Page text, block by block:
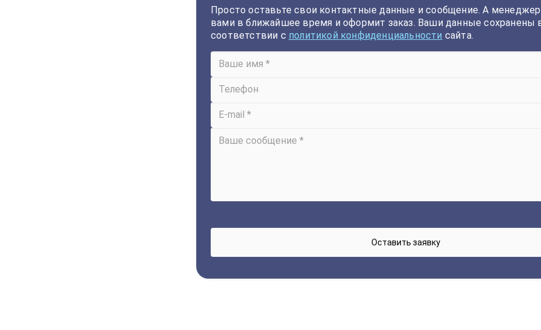
Просто оставьте свои контактные данные и сообщение. А
вами в ближайшее время и оформит заказ. Ваши данные сохранены
соответствии с политикой конфиденциальности сайта.